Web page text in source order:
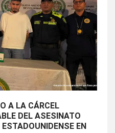
A LA CÁRCEL
DEL ASESINATO
EN